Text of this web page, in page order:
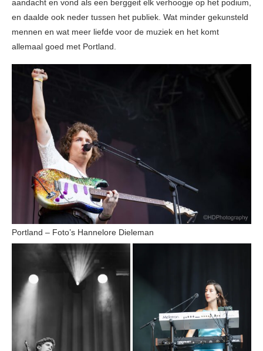
aandacht en vond als een berggeit elk verhoogje op het podium,
en daalde ook neder tussen het publiek. Wat minder gekunsteld
mennen en wat meer liefde voor de muziek en het komt
allemaal goed met Portland.
Portland – Foto’s Hannelore Dieleman